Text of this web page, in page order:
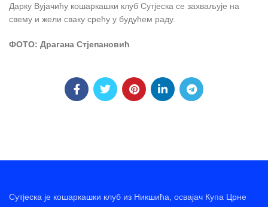
Дарку Вујачићу кошаркашки клуб Сутјеска се захваљује на
свему и жели сваку срећу у будућем раду.
ФОТО: Драгана Стјепановић
Сутјеска је кошаркашки клуб из Никшића, освајач Купа Црне